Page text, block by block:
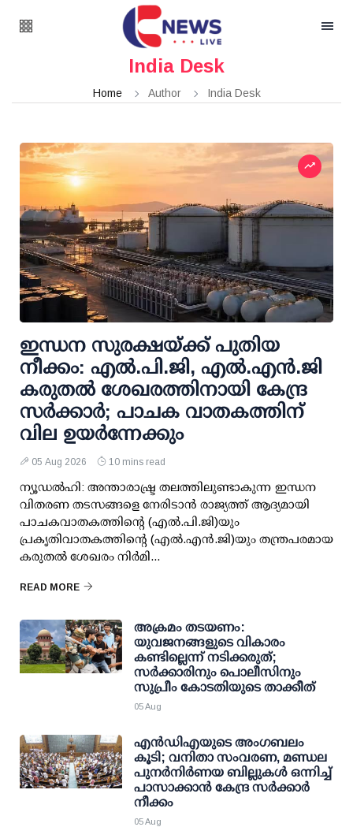
India Desk
Home Author India Desk
ഇന്ധന സുരക്ഷയ്ക്ക് പുതിയ
നീക്കം: എല്‍.പി.ജി, എല്‍.എന്‍.ജി
കരുതല്‍ ശേഖരത്തിനായി കേന്ദ്ര
സര്‍ക്കാര്‍; പാചക വാതകത്തിന്
വില ഉയര്‍ന്നേക്കും
05 Aug 2026 10 mins read
ന്യൂഡല്‍ഹി: അന്താരാഷ്ട്ര തലത്തിലുണ്ടാകുന്ന ഇന്ധന
വിതരണ തടസങ്ങളെ നേരിടാന്‍ രാജ്യത്ത് ആദ്യമായി
പാചകവാതകത്തിന്റെ (എല്‍.പി.ജി)യും
പ്രകൃതിവാതകത്തിന്റെ (എല്‍.എന്‍.ജി)യും തന്ത്രപരമായ
കരുതല്‍ ശേഖരം നിര്‍മി...
READ MORE
അക്രമം തടയണം:
യുവജനങ്ങളുടെ വികാരം
കണ്ടില്ലെന്ന് നടിക്കരുത്;
സര്‍ക്കാരിനും പൊലീസിനും
സുപ്രീം കോടതിയുടെ താക്കീത്
05 Aug
എന്‍ഡിഎയുടെ അംഗബലം
കൂടി; വനിതാ സംവരണ, മണ്ഡല
പുനര്‍നിര്‍ണയ ബില്ലുകള്‍ ഒന്നിച്ച്
പാസാക്കാന്‍ കേന്ദ്ര സര്‍ക്കാര്‍
നീക്കം
05 Aug